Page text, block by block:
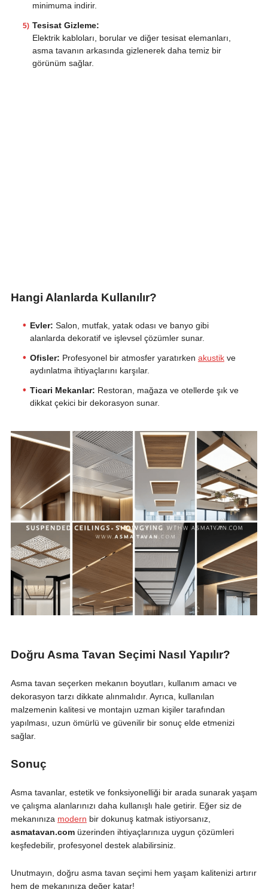
minimuma indirir.
Tesisat Gizleme:
Elektrik kabloları, borular ve diğer tesisat elemanları,
asma tavanın arkasında gizlenerek daha temiz bir
görünüm sağlar.
Hangi Alanlarda Kullanılır?
Evler: Salon, mutfak, yatak odası ve banyo gibi
alanlarda dekoratif ve işlevsel çözümler sunar.
Ofisler: Profesyonel bir atmosfer yaratırken akustikve
aydınlatma ihtiyaçlarını karşılar.
Ticari Mekanlar: Restoran, mağaza ve otellerde şık ve
dikkat çekici bir dekorasyon sunar.
Doğru Asma Tavan Seçimi Nasıl Yapılır?
Asma tavan seçerken mekanın boyutları, kullanım amacı ve
dekorasyon tarzı dikkate alınmalıdır. Ayrıca, kullanılan
malzemenin kalitesi ve montajın uzman kişiler tarafından
yapılması, uzun ömürlü ve güvenilir bir sonuç elde etmenizi
sağlar.
Sonuç
Asma tavanlar, estetik ve fonksiyonelliği bir arada sunarak yaşam
ve çalışma alanlarınızı daha kullanışlı hale getirir. Eğer siz de
mekanınıza modern bir dokunuş katmak istiyorsanız,
asmatavan.comüzerinden ihtiyaçlarınıza uygun çözümleri
keşfedebilir, profesyonel destek alabilirsiniz.
Unutmayın, doğru asma tavan seçimi hem yaşam kalitenizi artırır
hem de mekanınıza değer katar!